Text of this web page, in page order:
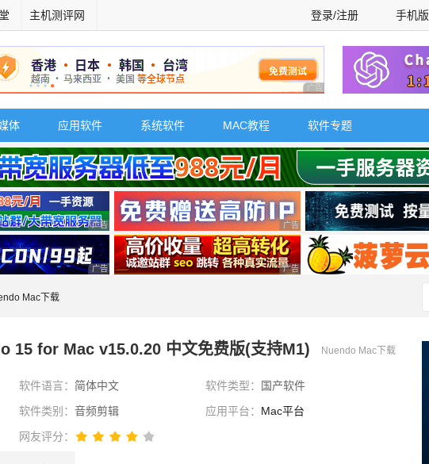
主机测评网 登录/注册 手机版
广告 商业广告，理性选择
体 应用软件 系统软件 MAC教程 软件专题
广告 商业广告，理性选择 广告 商业广告，理性选择
广告 商业广告，理性选择 广告 商业广告，理性选择
Mac下载
15 for Mac v15.0.20 中文免费版(支持M1) Nuendo Mac下载
软件语言： 简体中文 软件类型：
国产软件
软件类别：音频剪辑 应用平台： Mac平台
网友评分：